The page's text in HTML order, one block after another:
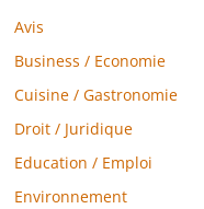
Avis
Business / Economie
Cuisine / Gastronomie
Droit / Juridique
Education / Emploi
Environnement